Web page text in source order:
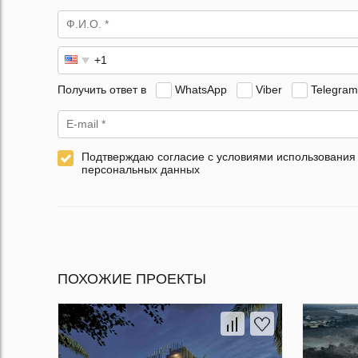
Получить ответ в WhatsApp Viber Telegram
Подтверждаю согласие с условиями использования
персональных данных
ПОХОЖИЕ ПРОЕКТЫ